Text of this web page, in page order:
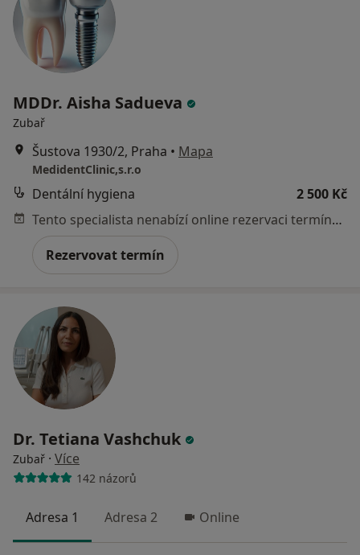
MDDr. Aisha Sadueva
Zubař
Šustova 1930/2, Praha • Mapa
MedidentClinic,s.r.o
Dentální hygiena
2 500 Kč
Tento specialista nenabízí online rezervaci termínu na této adrese.
Rezervovat termín
Dr. Tetiana Vashchuk
Zubař · Více
142 názorů
Adresa 1 Adresa 2 Online